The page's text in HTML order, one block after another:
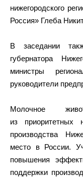
нижегородского
Россия» Глеба
В заседании
губернатора
министры
руководители
Молочное
из
производства
место в России.
повышения
поддержки